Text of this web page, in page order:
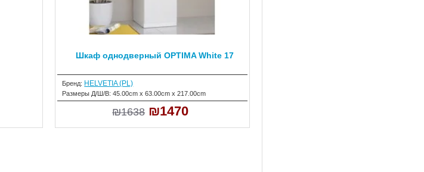
Бренд: HELVETIA (PL)
Размеры Д/Ш/В: 45.00cm x 63.00cm x 217.00cm
Шкаф однодверный OPTIMA White 17
₪1638 ₪1470